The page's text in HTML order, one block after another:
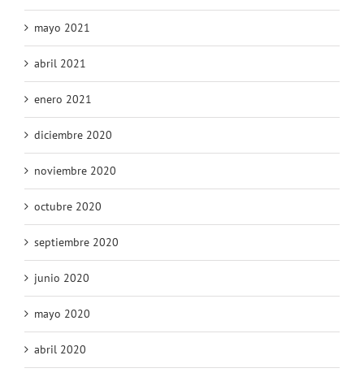
mayo 2021
abril 2021
enero 2021
diciembre 2020
noviembre 2020
octubre 2020
septiembre 2020
junio 2020
mayo 2020
abril 2020